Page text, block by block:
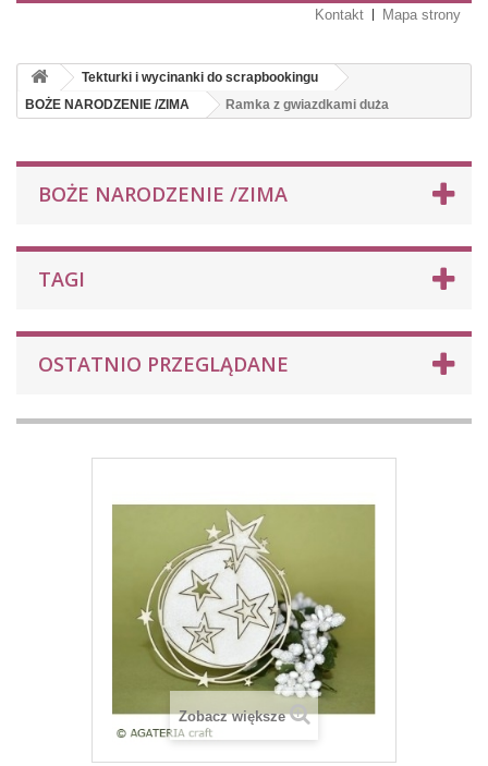
Kontakt Mapa strony
Tekturki i wycinanki do scrapbookingu
BOŻE NARODZENIE /ZIMA
Ramka z gwiazdkami duża
BOŻE NARODZENIE /ZIMA
TAGI
OSTATNIO PRZEGLĄDANE
Zobacz większe